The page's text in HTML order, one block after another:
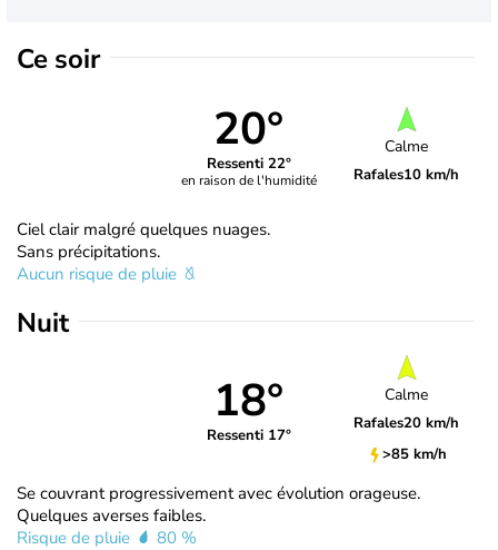
Ce soir
20°
Ressenti 22°
en raison de l'humidité
Calme
Rafales10 km/h
Ciel clair malgré quelques nuages.
Sans précipitations.
Aucun risque de pluie
Nuit
18°
Ressenti 17°
Calme
Rafales20 km/h
>85 km/h
Se couvrant progressivement avec évolution orageuse.
Quelques averses faibles.
Risque de pluie
80 %